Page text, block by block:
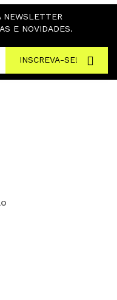
NEWSLETTER
E NOVIDADES.
INSCREVA-SE!